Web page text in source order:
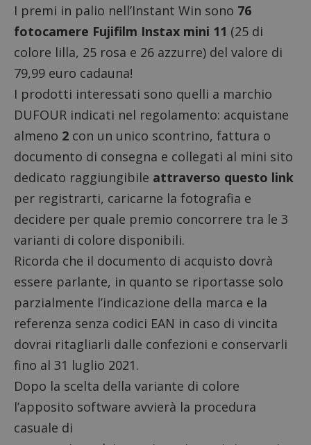
I premi in palio nell’Instant Win sono 76
fotocamere Fujifilm Instax mini 11 (25 di
colore lilla, 25 rosa e 26 azzurre) del valore di
79,99 euro cadauna!
I prodotti interessati sono quelli a marchio
DUFOUR indicati nel regolamento: acquistane
almeno 2 con un unico scontrino, fattura o
documento di consegna e collegati al mini sito
dedicato raggiungibile attraverso questo link
per registrarti, caricarne la fotografia e
decidere per quale premio concorrere tra le 3
varianti di colore disponibili.
Ricorda che il documento di acquisto dovrà
essere parlante, in quanto se riportasse solo
parzialmente l’indicazione della marca e la
referenza senza codici EAN in caso di vincita
dovrai ritagliarli dalle confezioni e conservarli
fino al 31 luglio 2021.
Dopo la scelta della variante di colore
l’apposito software avvierà la procedura
casuale di